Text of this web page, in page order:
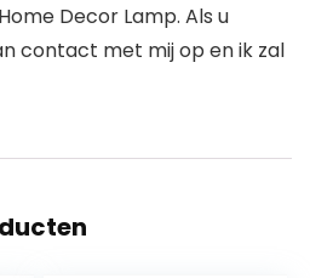
Decor Lamp. Als u
contact met mij op en ik zal